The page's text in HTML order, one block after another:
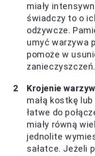
miały
świadczy to o
odżywcze.
umyć warzywa
pomoże w
zanieczyszczeń.
Krojenie warzyw
małą kostkę
łatwe do
miały równą
jednolite
sałatce. Jeżeli